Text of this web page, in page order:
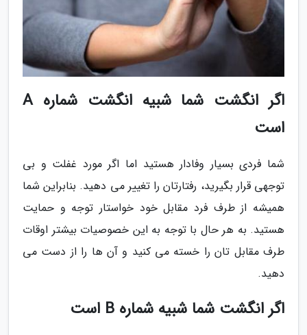
اگر انگشت شما شبیه انگشت شماره A
است
شما فردی بسیار وفادار هستید اما اگر مورد غفلت و بی
توجهی قرار بگیرید، رفتارتان را تغییر می دهید. بنابراین شما
همیشه از طرف فرد مقابل خود خواستار توجه و حمایت
هستید. به هر حال با توجه به این خصوصیات بیشتر اوقات
طرف مقابل تان را خسته می کنید و آن ها را از دست می
دهید.
اگر انگشت شما شبیه شماره B است